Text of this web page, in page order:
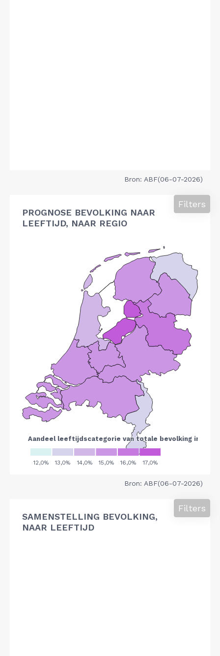
Bron: ABF(06-07-2026)
PROGNOSE BEVOLKING NAAR
LEEFTIJD, NAAR REGIO
Filters
Bron: ABF(06-07-2026)
SAMENSTELLING BEVOLKING,
NAAR LEEFTIJD
Filters